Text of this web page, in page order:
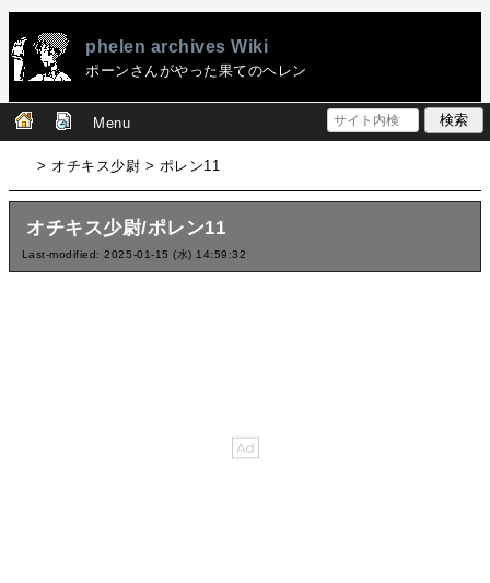
phelen archives Wiki
ポーンさんがやった果てのヘレン
Menu
> オチキス少尉 > ポレン11
オチキス少尉/ポレン11
Last-modified: 2025-01-15 (水) 14:59:32